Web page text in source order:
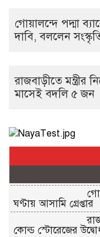
গোয়ালন্দে পদ্মা
দাবি, বললেন সংস্কৃতি
রাজবাড়ীতে
মাসেই বদলি ৫ জন
ঘণ্টায় আসামি গ্রেপ্তার
কোল্ড স্টোরেজের